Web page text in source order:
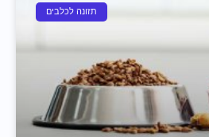
תזונה לכלבים